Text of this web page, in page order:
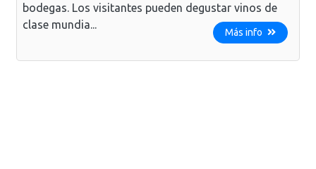
bodegas. Los visitantes pueden degustar vinos de
clase mundia...
Más info